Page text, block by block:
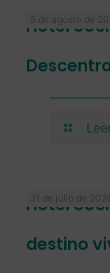
5 de agosto de
Hotel
31 de julio de 2026
Hotel
destino